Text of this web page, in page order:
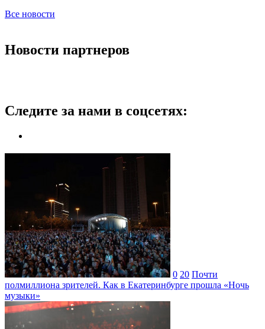
Все новости
Новости партнеров
Следите за нами в соцсетях:
0 20 Почти
полмиллиона зрителей. Как в Екатеринбурге прошла «Ночь
музыки»